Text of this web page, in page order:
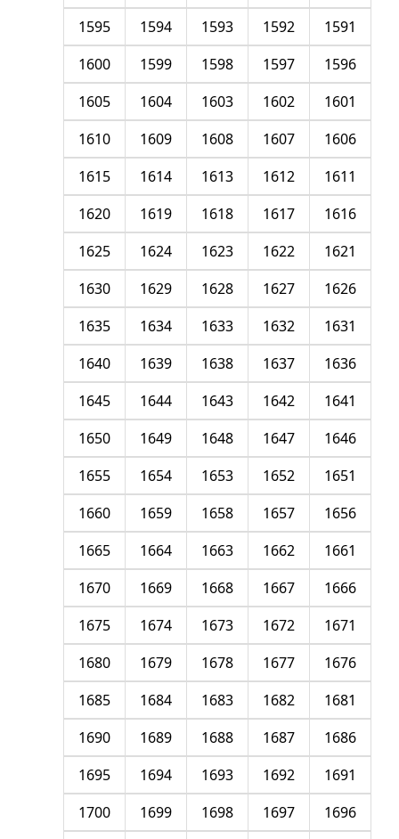
1591
1592
1593
1594
1595
1596
1597
1598
1599
1600
1601
1602
1603
1604
1605
1606
1607
1608
1609
1610
1611
1612
1613
1614
1615
1616
1617
1618
1619
1620
1621
1622
1623
1624
1625
1626
1627
1628
1629
1630
1631
1632
1633
1634
1635
1636
1637
1638
1639
1640
1641
1642
1643
1644
1645
1646
1647
1648
1649
1650
1651
1652
1653
1654
1655
1656
1657
1658
1659
1660
1661
1662
1663
1664
1665
1666
1667
1668
1669
1670
1671
1672
1673
1674
1675
1676
1677
1678
1679
1680
1681
1682
1683
1684
1685
1686
1687
1688
1689
1690
1691
1692
1693
1694
1695
1696
1697
1698
1699
1700